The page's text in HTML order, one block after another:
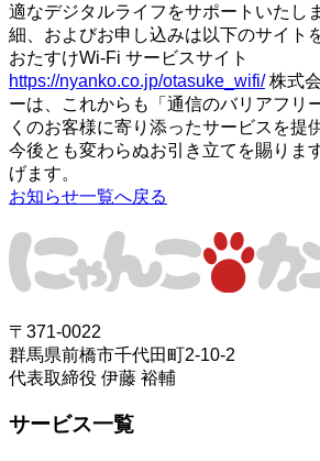
適なデジタルライフをサポートいたし
細、およびお申し込みは以下のサイト
おたすけWi-Fi サービスサイト
https://nyanko.co.jp/otasuke_wifi/株式
ーは、これからも「通信のバリアフリ
くのお客様に寄り添ったサービスを提
今後とも変わらぬお引き立てを賜りま
げます。
お知らせ一覧へ戻る
〒371-0022
群馬県前橋市千代田町2-10-2
代表取締役 伊藤 裕輔
サービス一覧